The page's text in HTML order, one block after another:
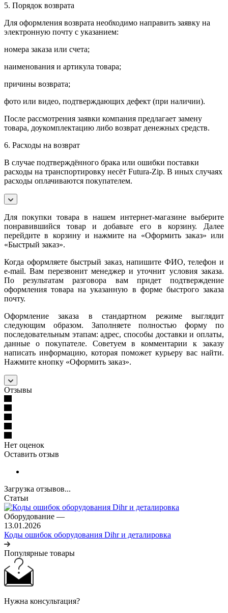
5. Порядок возврата
Для оформления возврата необходимо направить заявку на
электронную почту с указанием:
номера заказа или счета;
наименования и артикула товара;
причины возврата;
фото или видео, подтверждающих дефект (при наличии).
После рассмотрения заявки компания предлагает замену
товара, доукомплектацию либо возврат денежных средств.
6. Расходы на возврат
В случае подтверждённого брака или ошибки поставки
расходы на транспортировку несёт Futura-Zip. В иных случаях
расходы оплачиваются покупателем.
Для покупки товара в нашем интернет-магазине выберите
понравившийся товар и добавьте его в корзину. Далее
перейдите в корзину и нажмите на «Оформить заказ» или
«Быстрый заказ».
Когда оформляете быстрый заказ, напишите ФИО, телефон и
e-mail. Вам перезвонит менеджер и уточнит условия заказа.
По результатам разговора вам придет подтверждение
оформления товара на указанную в форме быстрого заказа
почту.
Оформление заказа в стандартном режиме выглядит
следующим образом. Заполняете полностью форму по
последовательным этапам: адрес, способы доставки и оплаты,
данные о покупателе. Советуем в комментарии к заказу
написать информацию, которая поможет курьеру вас найти.
Нажмите кнопку «Оформить заказ».
Отзывы
Нет оценок
Оставить отзыв
Загрузка отзывов...
Статьи
Оборудование —
13.01.2026
Коды ошибок оборудования Dihr и деталировка
Популярные товары
Нужна консультация?